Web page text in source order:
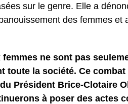
sur le genre. Elle a
des femmes et
ne sont pas
toute la société. Ce combat
Président Brice-Clotaire
à poser des actes